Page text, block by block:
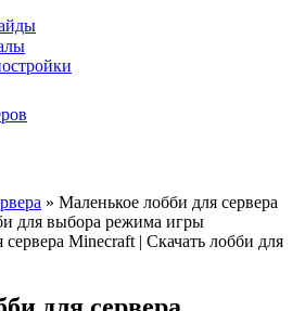
» Маленькое лобби для сервера
для выбора режима игры